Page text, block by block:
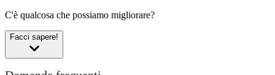
C'è qualcosa che possiamo migliorare?
Facci sapere!